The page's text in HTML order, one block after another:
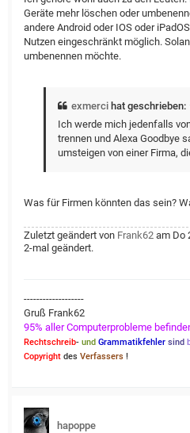
Geräte mehr löschen oder
andere Android oder IOS oder
Nutzen eingeschränkt möglich.
umbenennen möchte.
exmerci hat geschrieben:
Ich werde mich jedenfalls
trennen und Alexa Goodbye
umsteigen von einer Firma,
Was für Firmen könnten das sein?
Zuletzt geändert von Frank62 am Do
2-mal geändert.
-------------------
Gruß Frank62
95% aller Computerprobleme
Rechtschreib- und Grammatikfehler sind
Copyright des Verfassers !
hapoppe